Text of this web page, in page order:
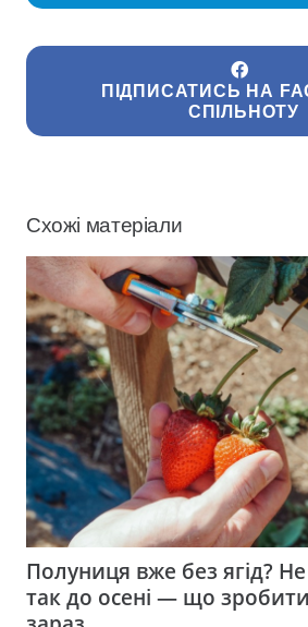
ПІДПИСАТИСЬ НА
СПІЛЬНОТУ
Схожі матеріали
Полуниця вже без ягід?
так до осені — що